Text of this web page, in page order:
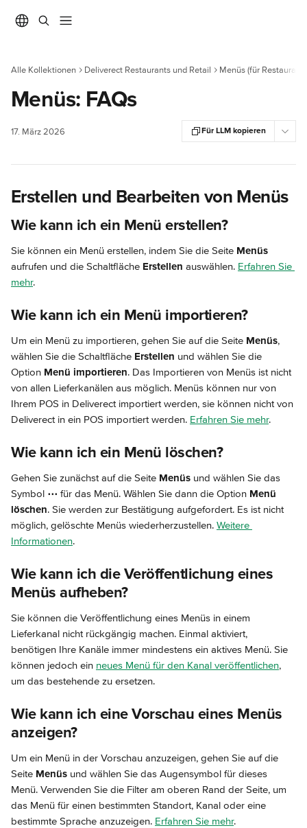
Alle Kollektionen Deliverect Restaurants und Retail Menüs (für
Menüs: FAQs
17. März 2026 Für LLM kopieren
Erstellen und Bearbeiten von Menüs
Wie kann ich ein Menü erstellen?
Sie können ein Menü erstellen, indem Sie die Seite Menüs
aufrufen und die Schaltfläche Erstellen auswählen. Erfahren Sie
mehr.
Wie kann ich ein Menü importieren?
Um ein Menü zu importieren, gehen Sie auf die Seite Menüs,
wählen Sie die Schaltfläche Erstellen und wählen Sie die
Option Menü importieren. Das Importieren von Menüs ist nicht
von allen Lieferkanälen aus möglich. Menüs können nur von
Ihrem POS in Deliverect importiert werden, sie können nicht von
Deliverect in ein POS importiert werden. Erfahren Sie mehr.
Wie kann ich ein Menü löschen?
Gehen Sie zunächst auf die Seite Menüs und wählen Sie das
Symbol ⋯ für das Menü. Wählen Sie dann die Option Menü
löschen. Sie werden zur Bestätigung aufgefordert. Es ist nicht
möglich, gelöschte Menüs wiederherzustellen. Weitere
Informationen.
Wie kann ich die Veröffentlichung eines
Menüs aufheben?
Sie können die Veröffentlichung eines Menüs in einem
Lieferkanal nicht rückgängig machen. Einmal aktiviert,
benötigen Ihre Kanäle immer mindestens ein aktives Menü. Sie
können jedoch ein neues Menü für den Kanal veröffentlichen,
um das bestehende zu ersetzen.
Wie kann ich eine Vorschau eines Menüs
anzeigen?
Um ein Menü in der Vorschau anzuzeigen, gehen Sie auf die
Seite Menüs und wählen Sie das Augensymbol für dieses
Menü. Verwenden Sie die Filter am oberen Rand der Seite, um
das Menü für einen bestimmten Standort, Kanal oder eine
bestimmte Sprache anzuzeigen. Erfahren Sie mehr.